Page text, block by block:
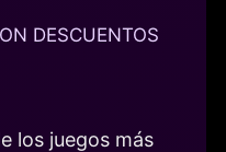
DESCUENTOS
los juegos más